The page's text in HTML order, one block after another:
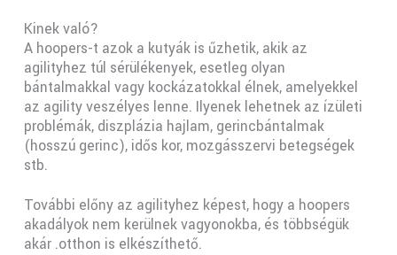
Kinek való?
A hoopers-t azok a kutyák is űzhetik, akik az
agilityhez túl sérülékenyek, esetleg olyan
bántalmakkal vagy kockázatokkal élnek, amelyekkel
az agility veszélyes lenne. Ilyenek lehetnek az ízületi
problémák, diszplázia hajlam, gerincbántalmak
(hosszú gerinc), idős kor, mozgásszervi betegségek
stb.
További előny az agilityhez képest, hogy a hoopers
akadályok nem kerülnek vagyonokba, és többségük
akár .otthon is elkészíthető.